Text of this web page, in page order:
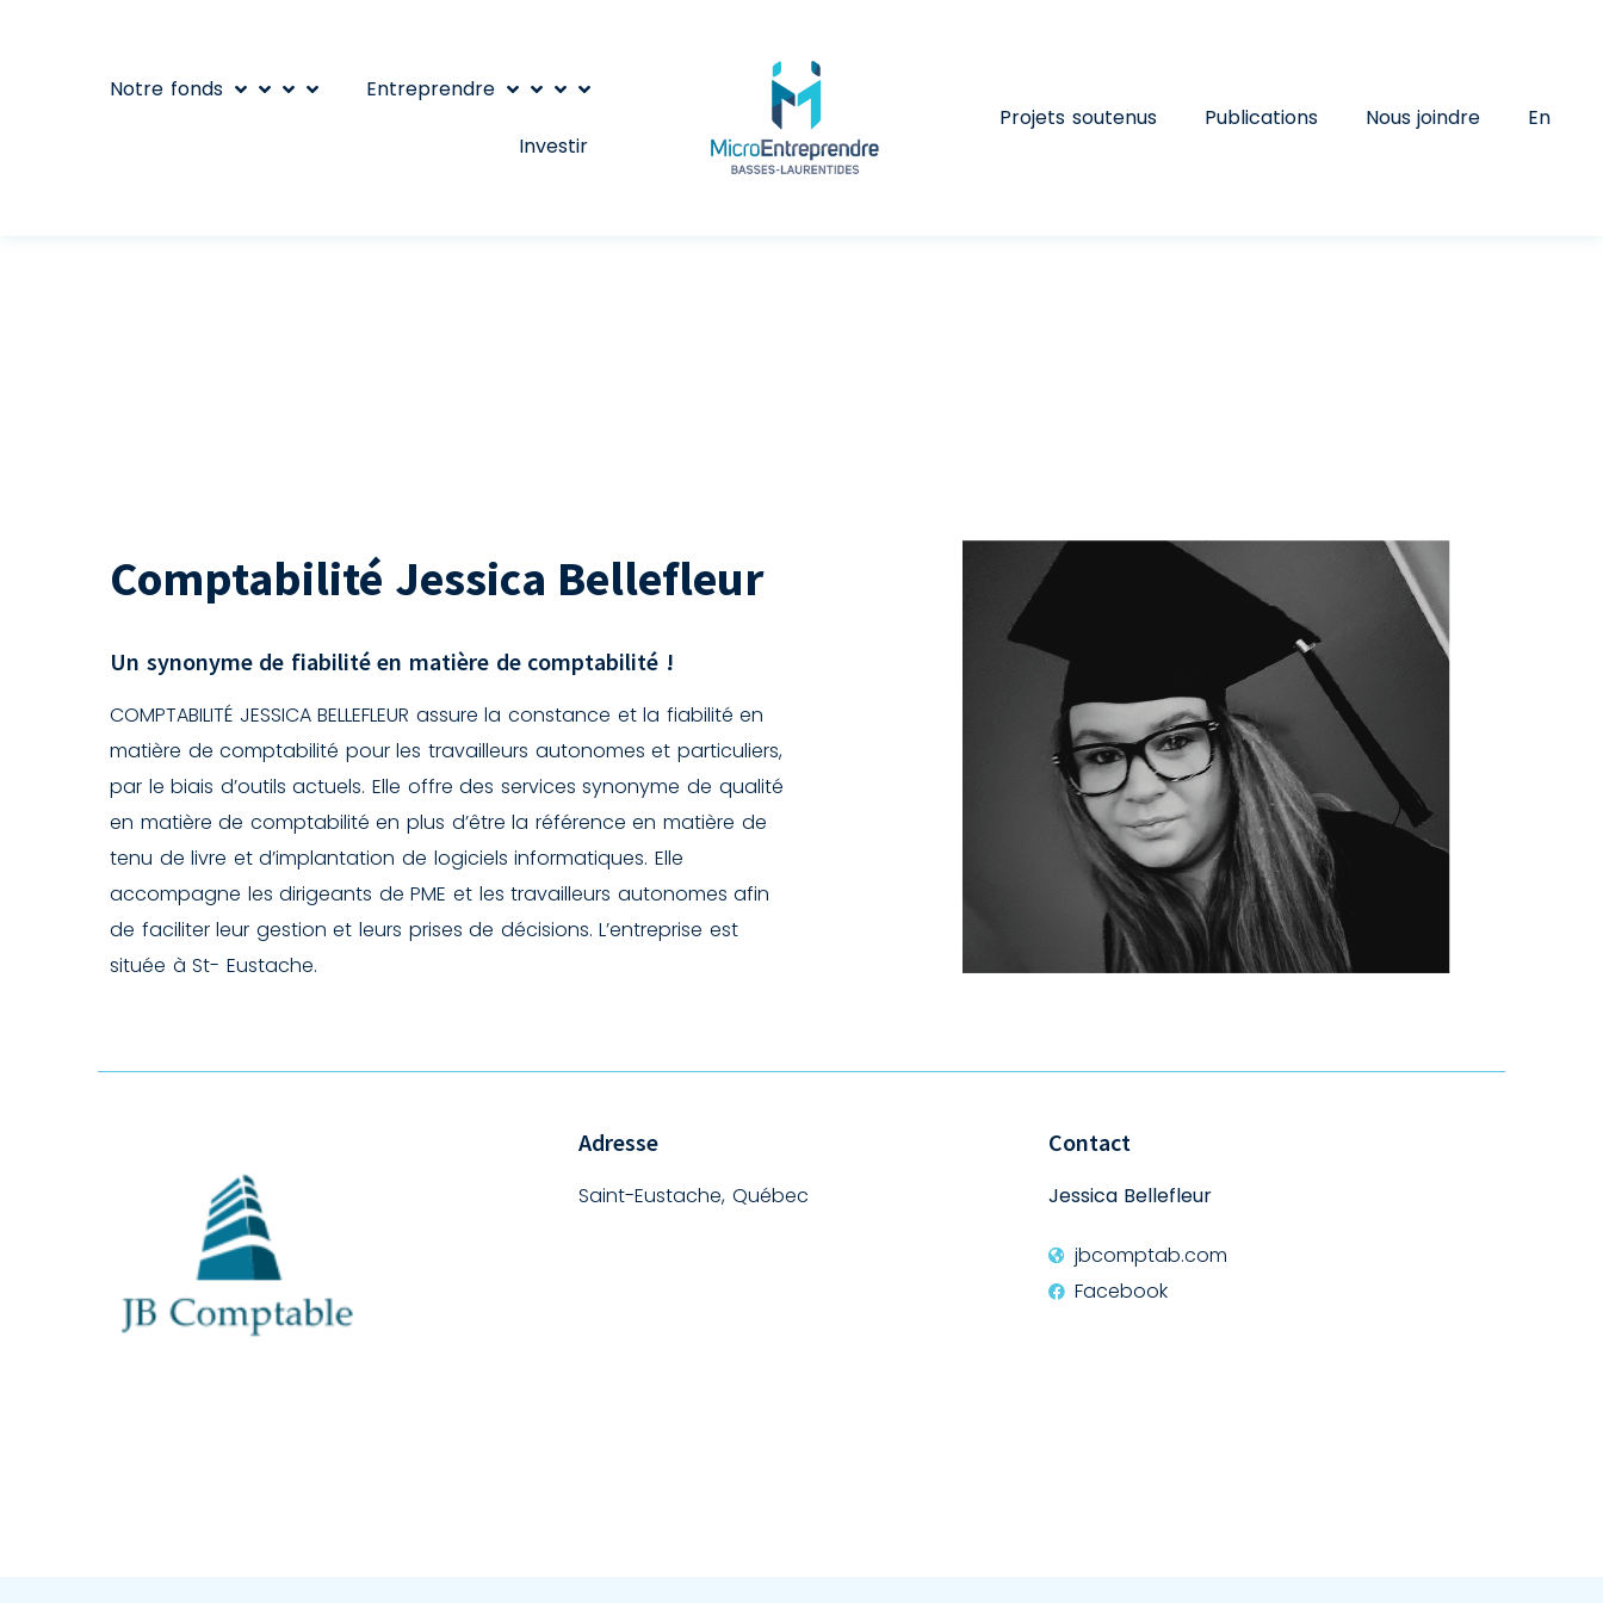
Notre fonds Entreprendre
Investir
Projets soutenus Publications Nous joindre En
Comptabilité Jessica Bellefleur
Un synonyme de fiabilité en matière de comptabilité !
COMPTABILITÉ JESSICA BELLEFLEUR assure la constance et la fiabilité en
matière de comptabilité pour les travailleurs autonomes et particuliers,
par le biais d’outils actuels. Elle offre des services synonyme de qualité
en matière de comptabilité en plus d’être la référence en matière de
tenu de livre et d’implantation de logiciels informatiques. Elle
accompagne les dirigeants de PME et les travailleurs autonomes afin
de faciliter leur gestion et leurs prises de décisions. L’entreprise est
située à St- Eustache.
Adresse
Saint-Eustache, Québec
Contact
Jessica Bellefleur
jbcomptab.com
Facebook